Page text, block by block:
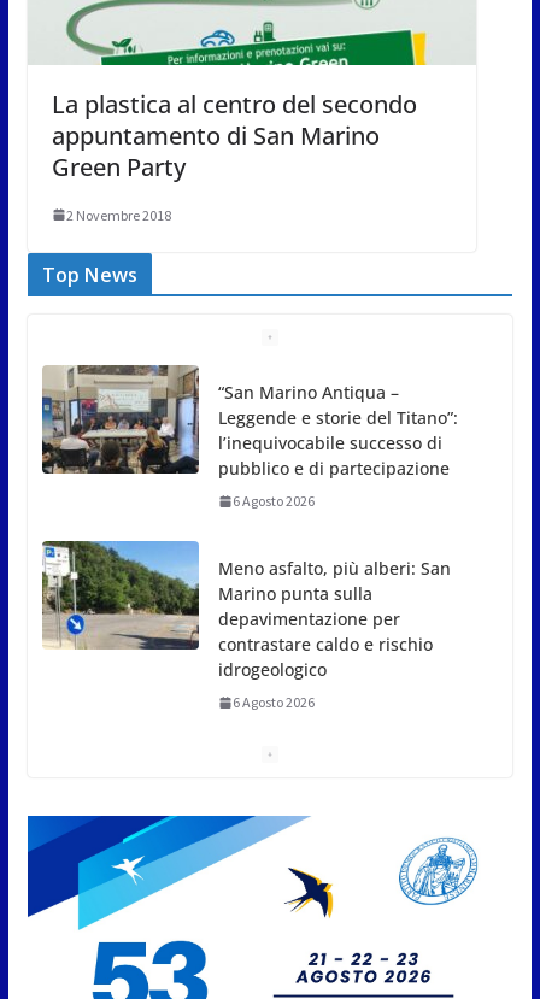
La plastica al centro del secondo
appuntamento di San Marino
Green Party
2 Novembre 2018
Top News
Meno asfalto, più alberi: San
Marino punta sulla
depavimentazione per
contrastare caldo e rischio
idrogeologico
San Marino. USL: l’inferno di Marcinelle diventi
monito e memoria collettiva
6 Agosto 2026
Protezione Civile San Marino.
Incendi boschivi: attivazione
della fase preliminare di
preallarme, dal 3 al 9 agosto
6 Agosto 2026